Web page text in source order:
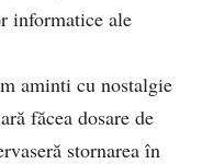
informatice ale
aminti cu nostalgie
făcea dosare de
stornarea în